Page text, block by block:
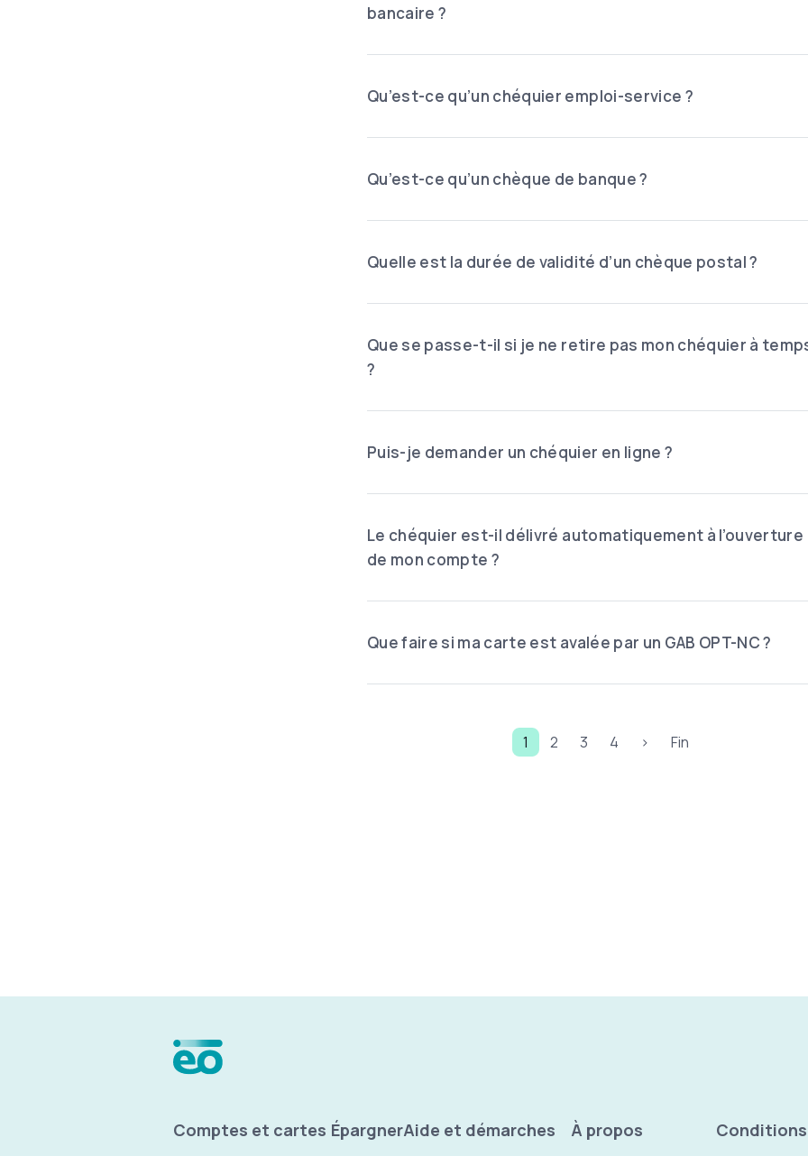
bancaire ?
Qu’est-ce qu’un chéquier emploi-service ?
Qu’est-ce qu’un chèque de banque ?
Quelle est la durée de validité d’un chèque postal ?
Que se passe-t-il si je ne retire pas mon chéquier à
?
Puis-je demander un chéquier en ligne ?
Le chéquier est-il délivré automatiquement à l’ouverture
de mon compte ?
Que faire si ma carte est avalée par un GAB OPT-NC ?
Page
1 Page
2 Page
3 Page
4 Page suivante
> Dernière page
Fin
Menu Pied de page
Comptes et cartes ÉpargnerAide et démarches À propos